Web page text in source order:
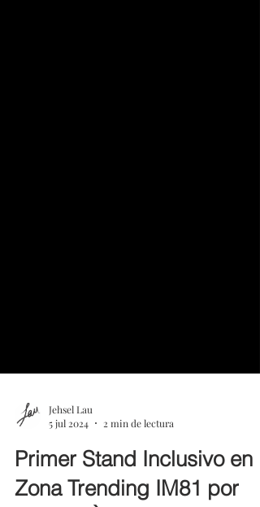
5 jul 2024
2 min de lectura
Primer Stand Inclusivo en